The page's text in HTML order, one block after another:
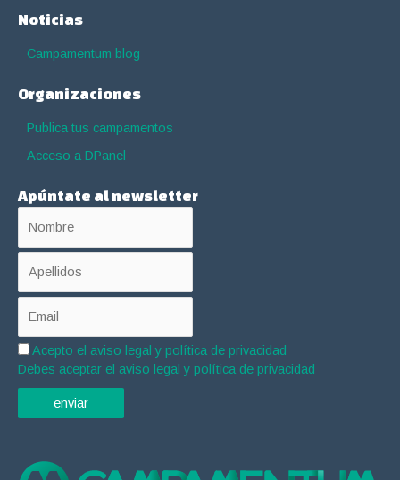
Noticias
Campamentum blog
Organizaciones
Publica tus campamentos
Acceso a DPanel
Apúntate al newsletter
Acepto el aviso legal y política de privacidad
Debes aceptar el aviso legal y política de privacidad